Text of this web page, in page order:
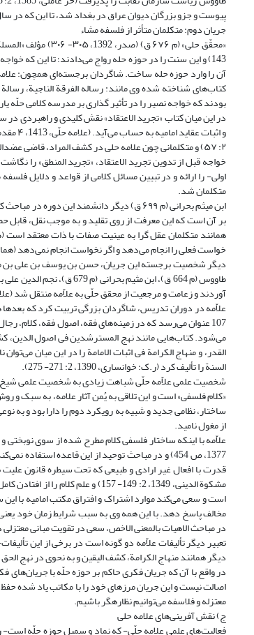
پیوست و جزو بزرگان دیوان عراق در بغداد شد، تا این که در سال 693 قمری در شهر بغداد وفات یافت (حر عاملی، 1385، ج 2، ص
جریان دوم: متکلمان متأثر از فلسفه مشاء
کتاب‌های شناخته شده وی مانند: رساله الفرقة‌ الناجیة‌، رسالة‌
بودند که خواجه نصیر را در تأثیر گذاری بر مدرسه کلامی حلّه
در این میان کتاب «تجرید الاعتقاد» نقش کلیدی و راهبردی
۲: ۵۷) و متکلمانی چون علامه حلی در کشف المراد، قاضی عضدالدین ایجی (م ۷۵۶ ق) در کتاب المواقف و تفتازانی (م ۷۹۲ ق) در کتاب المقاصد در این جهت از او پیروی کرده‌اند.
خواجه قبل از تدوین تجرید الاعتقاد، «تجرید المنطق» را
اولی- را ارائه و در تبیین مسائل کلامی از قواعد و دلایل
متکلمان شد.
ابن میثم بحرانی (م ۶۹۹ ق) دیگر دانشمند
خواست فعلی را انجام می‌دهد و اگر نخواست انجام نمی‌دهد (همان،
آوردند و زعامت و مرجعیت از محقق حلّی به علاّمه منتقل شد (علامه حلی، 1392، 48 مقدمه؛ جمعی از پژوهشگران، 1382، 1: 138؛
می‌شود. کتاب‌هایی مانند نهج المسترشدین فی اصول الدین،
القدر، و منهاج الکرامة فی اثبات الامامة را در این میان
السنة را تألیف کرد (ر.ک: خوانساری، 1390، 2: 271- 275).
شخصیت علمی علاّمه حلّی شباهت زیادی به شخصیت علمی شیخ
«کلام فلسفی» است و این تلاقی به یُمن آثار علامه، به سبک
ساختار، نظامی جدید و شبیه به رویکرد دوم را دارا بود و
از مغول نامید.
علاّمه با اینکه ساختار فلسفی کلام مطرح شده از سوی نوبختی
1377، ص 454) و در مباحث توحید از این قاعده
قدرت با افعال غیر ارادی و طبیعی که تحت سیطره قانون
مشکوة الدینی، 1349، 2: 149-
است و سعی می‌کند موارد اشتراک و افتراق مکتب امامیه با
مخالف پاسخ دهد. با این همه وی به سبب شرایط زمان خود
در مباحث الاهیات بالمعنی الاخص، سعی در تقویت مبانی معتزلی
تعبیر دیگر تألیفات علاّمه دو گونه است در برخی از این
دیگر همانند منهاج الکرامة، کشف الیقین و به نحوی در نهج
در واقع با آن که جریان فکری حاکم بر حوزه حلّه با جریان‌های
اصالت نیست و این جریان مرزهای خود را با مکاتب یاد شده حفظ
معتزله و فلاسفه می‌توانیم نظاره‎گر باشیم.
ج) نقش آفرینی‌های علامه حلی